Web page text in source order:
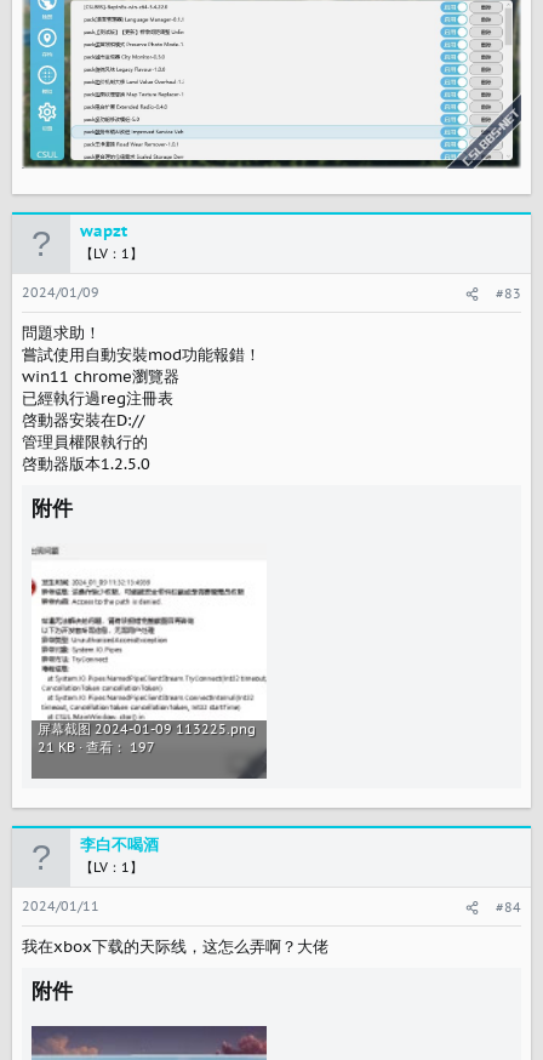
wapzt
【LV：1】
2024/01/09 #83
問題求助！
嘗試使用自動安裝mod功能報錯！
win11 chrome瀏覽器
已經執行過reg注冊表
啓動器安裝在D://
管理員權限執行的
啓動器版本1.2.5.0
附件
屏幕截图 2024-01-09 113225.png
21 KB · 查看： 197
李白不喝酒
【LV：1】
2024/01/11 #84
我在xbox下载的天际线，这怎么弄啊？大佬
附件